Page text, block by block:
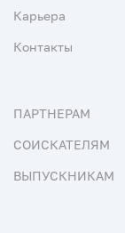
Карьера
Контакты
ПАРТНЕРАМ
СОИСКАТЕЛЯМ
ВЫПУСКНИКАМ